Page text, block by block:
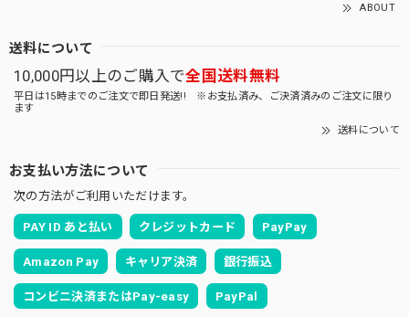
ABOUT
送料について
10,000円以上のご購入で全国送料無料
平日は15時までのご注文で即日発送!! ※お支払済み、ご決済済みのご注文に限り
ます
送料について
お支払い方法について
次の方法がご利用いただけます。
PAY ID あと払い クレジットカード PayPay
Amazon Pay キャリア決済 銀行振込
コンビニ決済またはPay-easy PayPal